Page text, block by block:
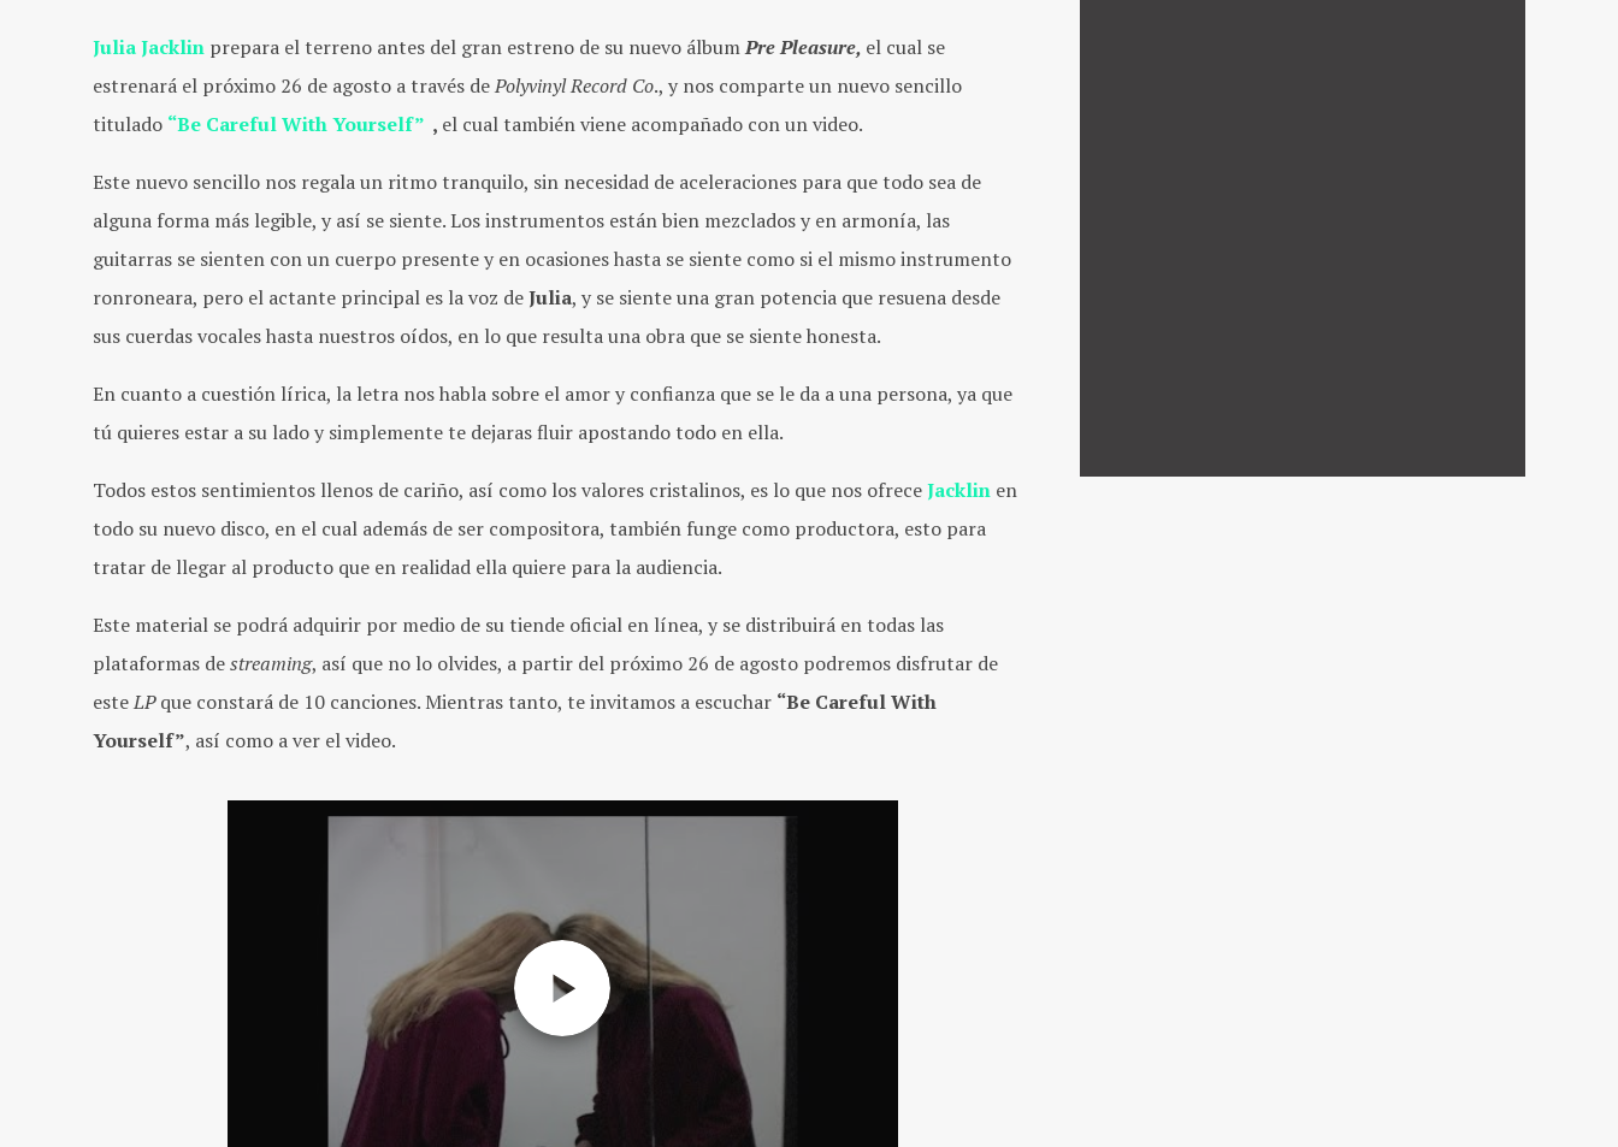
Julia Jacklin prepara el terreno antes del gran estreno de su nuevo álbumPre Pleasure, el cual se
estrenará el próximo 26 de agosto a través dePolyvinyl Record Co., y nos comparte un nuevo sencillo
titulado “Be Careful With Yourself” , el cual también viene acompañado con un video.
Este nuevo sencillo nos regala un ritmo tranquilo, sin necesidad de aceleraciones para que todo sea de
alguna forma más legible, y así se siente. Los instrumentos están bien mezclados y en armonía, las
guitarras se sienten con un cuerpo presente y en ocasiones hasta se siente como si el mismo instrumento
ronroneara, pero el actante principal es la voz deJulia, y se siente una gran potencia que resuena desde
sus cuerdas vocales hasta nuestros oídos, en lo que resulta una obra que se siente honesta.
En cuanto a cuestión lírica, la letra nos habla sobre el amor y confianza que se le da a una persona, ya que
tú quieres estar a su lado y simplemente te dejaras fluir apostando todo en ella.
Todos estos sentimientos llenos de cariño, así como los valores cristalinos, es lo que nos ofreceJacklin en
todo su nuevo disco, en el cual además de ser compositora, también funge como productora, esto para
tratar de llegar al producto que en realidad ella quiere para la audiencia.
Este material se podrá adquirir por medio de su tiende oficial en línea, y se distribuirá en todas las
plataformas destreaming, así que no lo olvides, a partir del próximo 26 de agosto podremos disfrutar de
esteLPque constará de 10 canciones. Mientras tanto, te invitamos a escuchar “Be Careful With
Yourself”, así como a ver el video.